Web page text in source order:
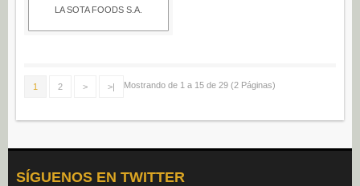
LA SOTA FOODS S.A.
1 2 > >| Mostrando de 1 a 15 de 29 (2 Páginas)
SÍGUENOS EN TWITTER